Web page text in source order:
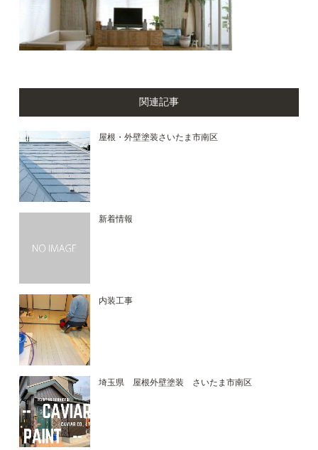
関連記事
屋根・外壁塗装さいたま市南区
新着情報
内装工事
埼玉県 屋根外壁塗装 さいたま市南区